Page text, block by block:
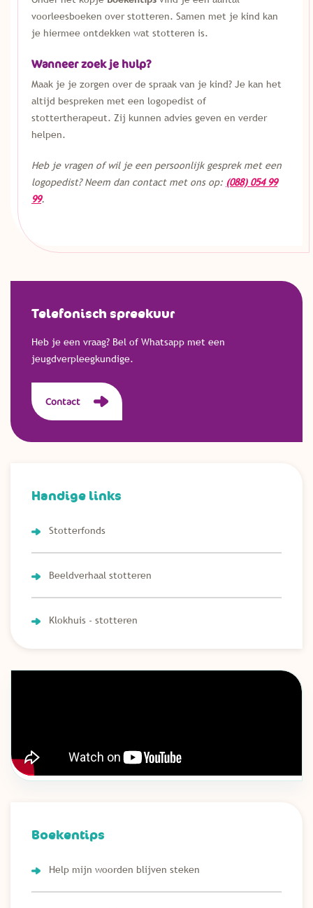
voorleesboeken over stotteren. Samen met je kind kan
je hiermee ontdekken wat stotteren is.
Wanneer zoek je hulp?
Maak je je zorgen over de spraak van je kind? Je kan het
altijd bespreken met een logopedist of
stottertherapeut. Zij kunnen advies geven en verder
helpen.
Heb je vragen of wil je een persoonlijk gesprek met een
logopedist? Neem dan contact met ons op: (088) 054 99
99.
Telefonisch spreekuur
Heb je een vraag? Bel of Whatsapp met een
jeugdverpleegkundige.
Contact
Handige links
Stotterfonds
Beeldverhaal stotteren
Klokhuis - stotteren
Boekentips
Help mijn woorden blijven steken